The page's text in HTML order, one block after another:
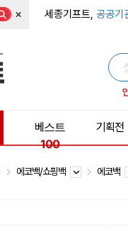
× 세종기프트, 공공기
베스트
100
기획전
에코백/쇼핑백 에코백